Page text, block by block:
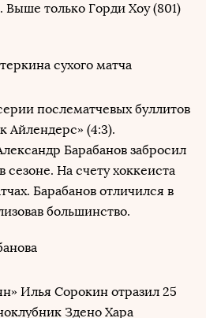
Выше только Горди Хоу (801)
сухого матча
послематчевых буллитов
Айлендерс» (4:3).
Барабанов забросил
На счету хоккеиста
Барабанов отличился в
большинство.
Илья Сорокин отразил 25
Здено Хара